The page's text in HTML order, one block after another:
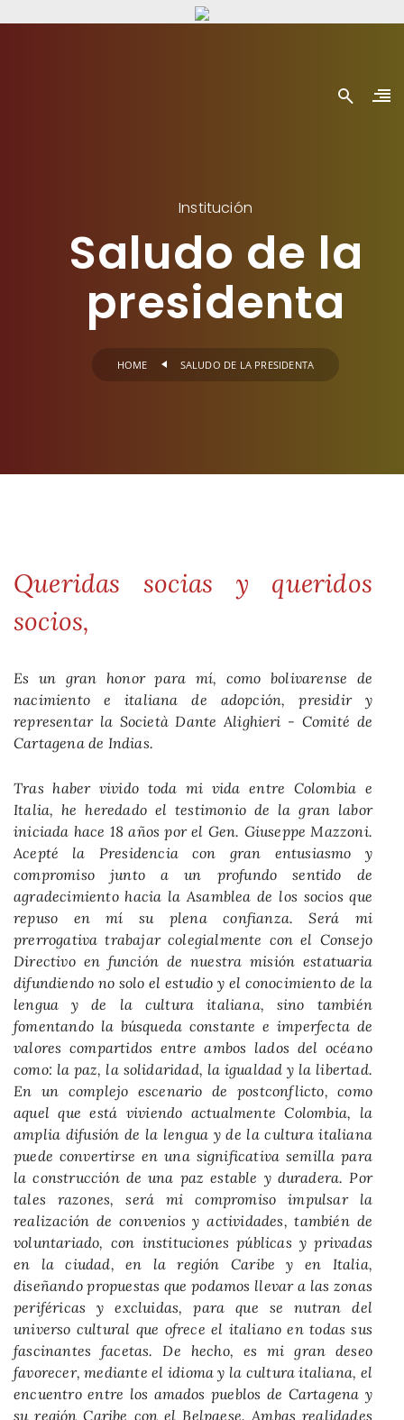
Institución
Saludo de la
presidenta
HOME SALUDO DE LA PRESIDENTA
Queridas socias y queridos
socios,
Es un gran honor para mí, como bolivarense de
nacimiento e italiana de adopción, presidir y
representar la Società Dante Alighieri - Comité de
Cartagena de Indias.
Tras haber vivido toda mi vida entre Colombia e
Italia, he heredado el testimonio de la gran labor
iniciada hace 18 años por el Gen. Giuseppe Mazzoni.
Acepté la Presidencia con gran entusiasmo y
compromiso junto a un profundo sentido de
agradecimiento hacia la Asamblea de los socios que
repuso en mí su plena confianza. Será mi
prerrogativa trabajar colegialmente con el Consejo
Directivo en función de nuestra misión estatuaria
difundiendo no solo el estudio y el conocimiento de la
lengua y de la cultura italiana, sino también
fomentando la búsqueda constante e imperfecta de
valores compartidos entre ambos lados del océano
como: la paz, la solidaridad, la igualdad y la libertad.
En un complejo escenario de postconflicto, como
aquel que está viviendo actualmente Colombia, la
amplia difusión de la lengua y de la cultura italiana
puede convertirse en una significativa semilla para
la construcción de una paz estable y duradera. Por
tales razones, será mi compromiso impulsar la
realización de convenios y actividades, también de
voluntariado, con instituciones públicas y privadas
en la ciudad, en la región Caribe y en Italia,
diseñando propuestas que podamos llevar a las zonas
periféricas y excluidas, para que se nutran del
universo cultural que ofrece el italiano en todas sus
fascinantes facetas. De hecho, es mi gran deseo
favorecer, mediante el idioma y la cultura italiana, el
encuentro entre los amados pueblos de Cartagena y
su región Caribe con el Belpaese. Ambas realidades